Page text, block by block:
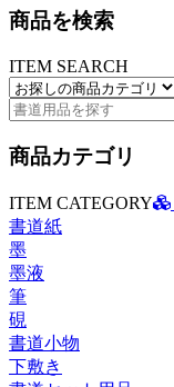
商品を検索
ITEM SEARCH
商品カテゴリ
ITEM CATEGORY
書道紙
墨
墨液
筆
硯
書道小物
下敷き